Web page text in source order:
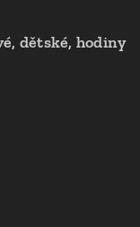
dětské, hodiny